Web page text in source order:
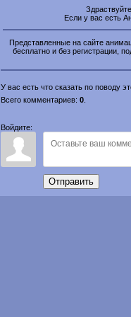
Если у вас есть
Представленные на сайте
бесплатно и без регистрации,
У вас есть что сказать по поводу
Всего комментариев: 0
Войдите:
Отправить